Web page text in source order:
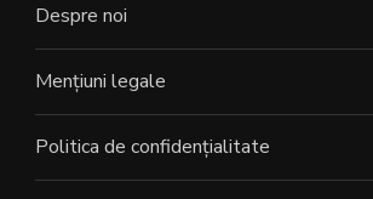
Despre noi
Mențiuni legale
Politica de confidențialitate